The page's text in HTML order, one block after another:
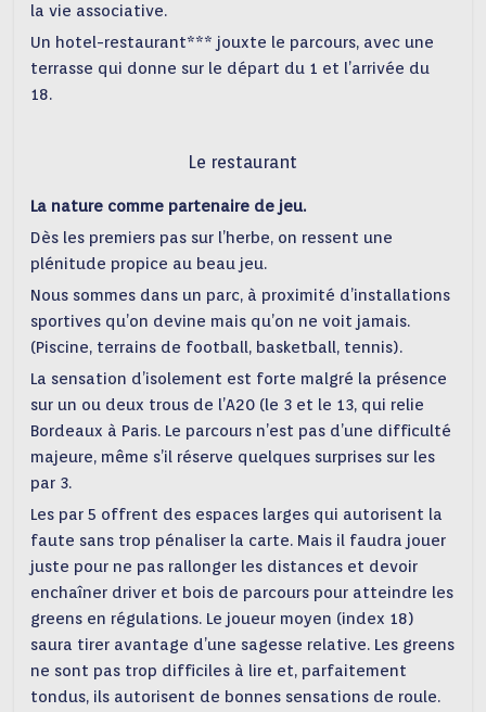
la vie associative.
Un hotel-restaurant*** jouxte le parcours, avec une
terrasse qui donne sur le départ du 1 et l’arrivée du
18.
Le restaurant
La nature comme partenaire de jeu.
Dès les premiers pas sur l’herbe, on ressent une
plénitude propice au beau jeu.
Nous sommes dans un parc, à proximité d’installations
sportives qu’on devine mais qu’on ne voit jamais.
(Piscine, terrains de football, basketball, tennis).
La sensation d’isolement est forte malgré la présence
sur un ou deux trous de l’A20 (le 3 et le 13, qui relie
Bordeaux à Paris. Le parcours n’est pas d’une difficulté
majeure, même s’il réserve quelques surprises sur les
par 3.
Les par 5 offrent des espaces larges qui autorisent la
faute sans trop pénaliser la carte. Mais il faudra jouer
juste pour ne pas rallonger les distances et devoir
enchaîner driver et bois de parcours pour atteindre les
greens en régulations. Le joueur moyen (index 18)
saura tirer avantage d’une sagesse relative. Les greens
ne sont pas trop difficiles à lire et, parfaitement
tondus, ils autorisent de bonnes sensations de roule.